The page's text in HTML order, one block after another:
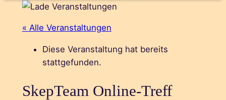
« Alle Veranstaltungen
Diese Veranstaltung hat bereits
stattgefunden.
SkepTeam Online-Treff